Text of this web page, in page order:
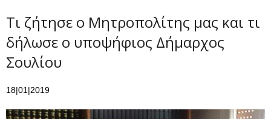
Τι ζήτησε ο Μητροπολίτης μας και τι
δήλωσε ο υποψήφιος Δήμαρχος
Σουλίου
18|01|2019